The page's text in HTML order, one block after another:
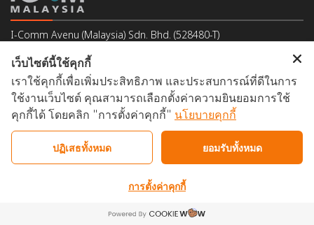
I-Comm Avenu (Malaysia) Sdn. Bhd. (528480-T)
5-1, Jalan Kuchai Maju 6, Kuchai Entrepreneurs' Park,
Off Jalan Kuchai Lama, 58200 Kuala Lumpur, Malaysia
Email : support@icomm.biz
Copyright © 2025 I-Comm Avenu. All rights reserved.
เว็บไซต์นี้ใช้คุกกี้
เราใช้คุกกี้เพื่อเพิ่มประสิทธิภาพ และประสบการณ์ที่ดีในการ
ใช้งานเว็บไซต์ คุณสามารถเลือกตั้งค่าความยินยอมการใช้
คุกกี้ได้ โดยคลิก "การตั้งค่าคุกกี้" นโยบายคุกกี้
ปฏิเสธทั้งหมด ยอมรับทั้งหมด
การตั้งค่าคุกกี้